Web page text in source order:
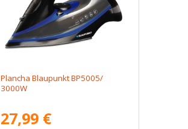
Plancha Blaupunkt BP5005/
3000W
27,99 €